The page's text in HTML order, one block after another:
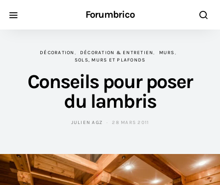
Forumbrico
DÉCORATION DÉCORATION & ENTRETIEN
MURS
SOLS, MURS ET PLAFONDS
Conseils pour poser
du lambris
JULIEN AGZ 28 MARS 2011